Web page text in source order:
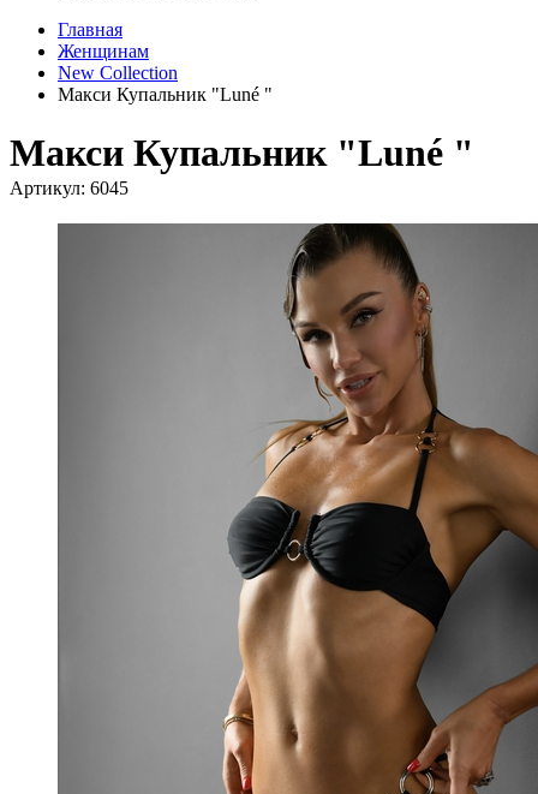
Главная
Женщинам
New Collection
Макси Купальник "Luné "
Макси Купальник "Luné "
Артикул: 6045